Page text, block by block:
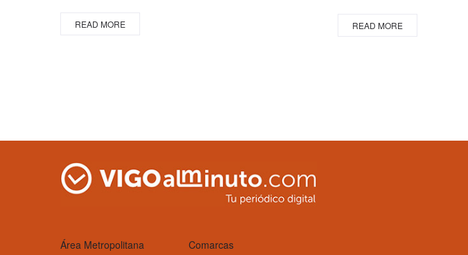
READ MORE READ MORE
Área Metropolitana
Comarcas